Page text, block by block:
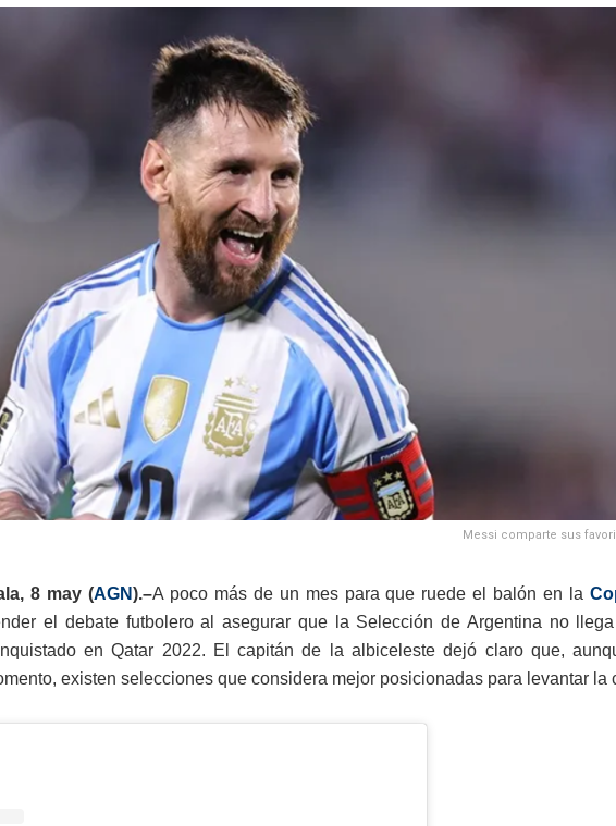
Messi comparte sus
8 may (AGN).–A poco más de un mes para que ruede el balón en la
el debate futbolero al asegurar que la Selección de Argentina no
en Qatar 2022. El capitán de la albiceleste dejó claro que,
existen selecciones que considera mejor posicionadas para levantar la